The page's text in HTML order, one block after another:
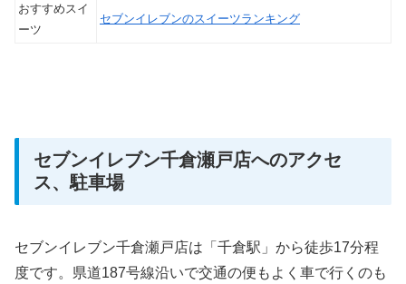
おすすめスイ
ーツ
セブンイレブンのスイーツランキング
セブンイレブン千倉瀬戸店へのアクセ
ス、駐車場
セブンイレブン千倉瀬戸店は「千倉駅」から徒歩17分程
度です。県道187号線沿いで交通の便もよく車で行くのも